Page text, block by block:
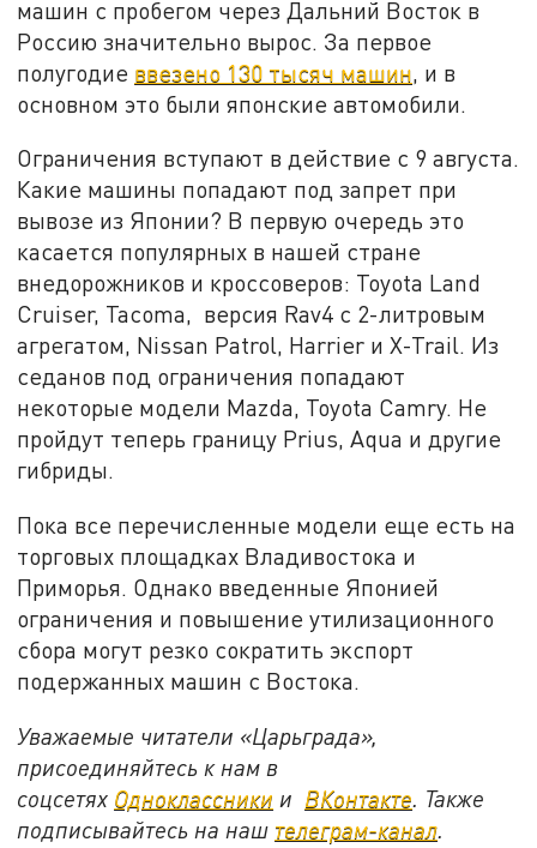
машин с пробегом через Дальний Восток в
Россию значительно вырос. За первое
полугодие ввезено 130 тысяч машин, и в
основном это были японские автомобили.
Ограничения вступают в действие с 9 августа.
Какие машины попадают под запрет при
вывозе из Японии? В первую очередь это
касается популярных в нашей стране
внедорожников и кроссоверов: Toyota Land
Cruiser, Tacoma, версия Rav4 с 2-литровым
агрегатом, Nissan Patrol, Harrier и X-Trail. Из
седанов под ограничения попадают
некоторые модели Mazda, Toyota Camry. Не
пройдут теперь границу Prius, Aqua и другие
гибриды.
Пока все перечисленные модели еще есть на
торговых площадках Владивостока и
Приморья. Однако введенные Японией
ограничения и повышение утилизационного
сбора могут резко сократить экспорт
подержанных машин с Востока.
Уважаемые читатели «Царьграда»,
присоединяйтесь к нам в
соцсетях Одноклассники и ВКонтакте. Также
подписывайтесь на наш телеграм-канал.